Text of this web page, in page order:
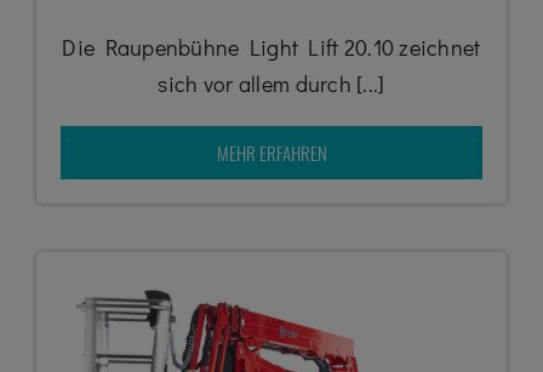
Die Raupenbühne Light Lift 20.10 zeichnet
sich vor allem durch [...]
MEHR ERFAHREN